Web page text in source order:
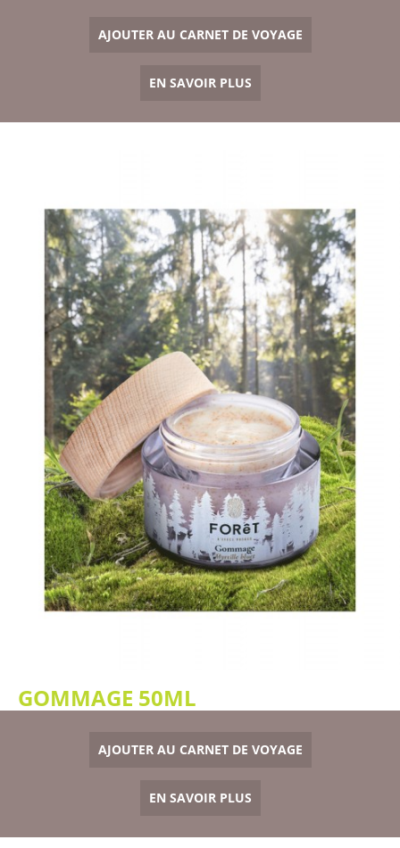
AJOUTER AU CARNET DE VOYAGE
EN SAVOIR PLUS
GOMMAGE 50ML
AJOUTER AU CARNET DE VOYAGE
EN SAVOIR PLUS